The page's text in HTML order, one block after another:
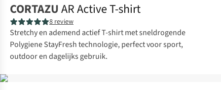
CORTAZUAR Active T-shirt
8 review
Stretchy en ademend actief T-shirt met sneldrogende
Polygiene StayFresh technologie, perfect voor sport,
outdoor en dagelijks gebruik.